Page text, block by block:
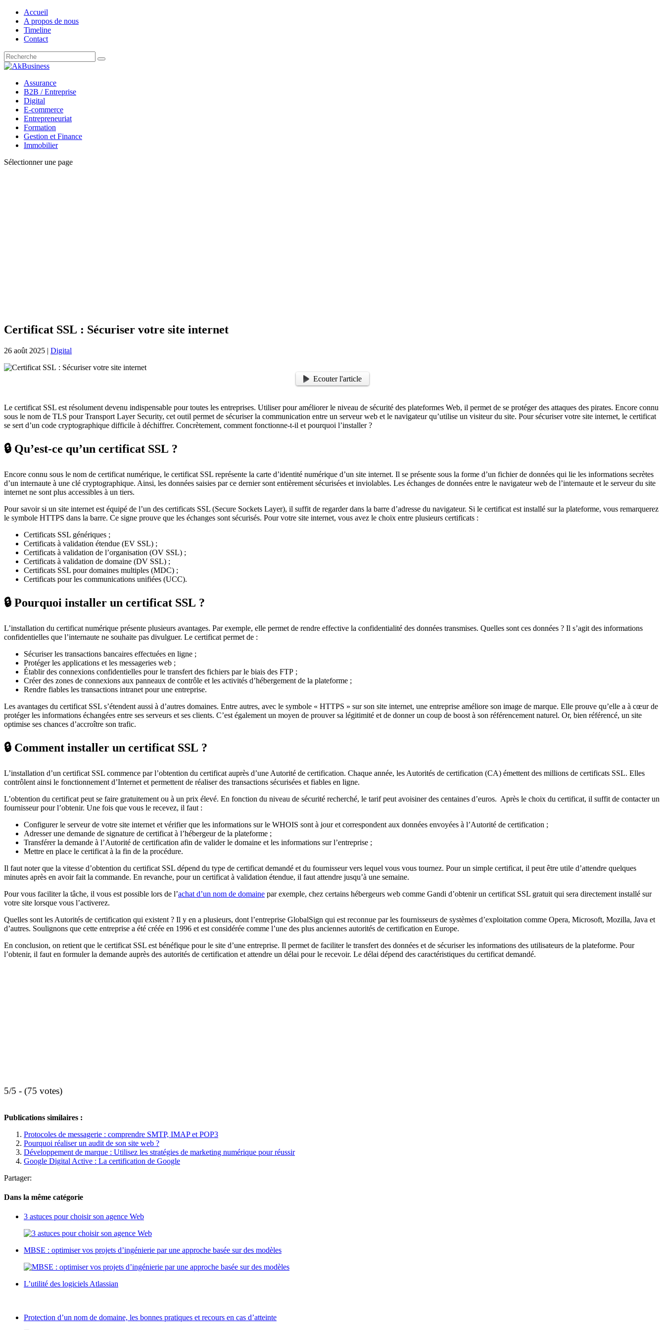
Accueil
A propos de nous
Timeline
Contact
Assurance
B2B / Entreprise
Digital
E-commerce
Entrepreneuriat
Formation
Gestion et Finance
Immobilier
Sélectionner une page
Certificat SSL : Sécuriser votre site internet
26 août 2025 | Digital
Ecouter l'article
Le certificat SSL est résolument devenu indispensable pour toutes les entreprises. Utiliser pour améliorer le niveau de sécurité des plateformes Web, il permet de se protéger des attaques des pirates. Encore connu
sous le nom de TLS pour Transport Layer Security, cet outil permet de sécuriser la communication entre un serveur web et le navigateur qu’utilise un visiteur du site. Pour sécuriser votre site internet, le certificat
se sert d’un code cryptographique difficile à déchiffrer. Concrètement, comment fonctionne-t-il et pourquoi l’installer ?
🔒 Qu’est-ce qu’un certificat SSL ?
Encore connu sous le nom de certificat numérique, le certificat SSL représente la carte d’identité numérique d’un site internet. Il se présente sous la forme d’un fichier de données qui lie les informations secrètes
d’un internaute à une clé cryptographique. Ainsi, les données saisies par ce dernier sont entièrement sécurisées et inviolables. Les échanges de données entre le navigateur web de l’internaute et le serveur du site
internet ne sont plus accessibles à un tiers.
Pour savoir si un site internet est équipé de l’un des certificats SSL (Secure Sockets Layer), il suffit de regarder dans la barre d’adresse du navigateur. Si le certificat est installé sur la plateforme, vous remarquerez
le symbole HTTPS dans la barre. Ce signe prouve que les échanges sont sécurisés. Pour votre site internet, vous avez le choix entre plusieurs certificats :
Certificats SSL génériques ;
Certificats à validation étendue (EV SSL) ;
Certificats à validation de l’organisation (OV SSL) ;
Certificats à validation de domaine (DV SSL) ;
Certificats SSL pour domaines multiples (MDC) ;
Certificats pour les communications unifiées (UCC).
🔒 Pourquoi installer un certificat SSL ?
L’installation du certificat numérique présente plusieurs avantages. Par exemple, elle permet de rendre effective la confidentialité des données transmises. Quelles sont ces données ? Il s’agit des informations
confidentielles que l’internaute ne souhaite pas divulguer. Le certificat permet de :
Sécuriser les transactions bancaires effectuées en ligne ;
Protéger les applications et les messageries web ;
Établir des connexions confidentielles pour le transfert des fichiers par le biais des FTP ;
Créer des zones de connexions aux panneaux de contrôle et les activités d’hébergement de la plateforme ;
Rendre fiables les transactions intranet pour une entreprise.
Les avantages du certificat SSL s’étendent aussi à d’autres domaines. Entre autres, avec le symbole « HTTPS » sur son site internet, une entreprise améliore son image de marque. Elle prouve qu’elle a à cœur de
protéger les informations échangées entre ses serveurs et ses clients. C’est également un moyen de prouver sa légitimité et de donner un coup de boost à son référencement naturel. Or, bien référencé, un site
optimise ses chances d’accroître son trafic.
🔒 Comment installer un certificat SSL ?
L’installation d’un certificat SSL commence par l’obtention du certificat auprès d’une Autorité de certification. Chaque année, les Autorités de certification (CA) émettent des millions de certificats SSL. Elles
contrôlent ainsi le fonctionnement d’Internet et permettent de réaliser des transactions sécurisées et fiables en ligne.
L’obtention du certificat peut se faire gratuitement ou à un prix élevé. En fonction du niveau de sécurité recherché, le tarif peut avoisiner des centaines d’euros. Après le choix du certificat, il suffit de contacter un
fournisseur pour l’obtenir. Une fois que vous le recevez, il faut :
Configurer le serveur de votre site internet et vérifier que les informations sur le WHOIS sont à jour et correspondent aux données envoyées à l’Autorité de certification ;
Adresser une demande de signature de certificat à l’hébergeur de la plateforme ;
Transférer la demande à l’Autorité de certification afin de valider le domaine et les informations sur l’entreprise ;
Mettre en place le certificat à la fin de la procédure.
Il faut noter que la vitesse d’obtention du certificat SSL dépend du type de certificat demandé et du fournisseur vers lequel vous vous tournez. Pour un simple certificat, il peut être utile d’attendre quelques
minutes après en avoir fait la commande. En revanche, pour un certificat à validation étendue, il faut attendre jusqu’à une semaine.
Pour vous faciliter la tâche, il vous est possible lors de l’achat d’un nom de domaine par exemple, chez certains hébergeurs web comme Gandi d’obtenir un certificat SSL gratuit qui sera directement installé sur
votre site lorsque vous l’activerez.
Quelles sont les Autorités de certification qui existent ? Il y en a plusieurs, dont l’entreprise GlobalSign qui est reconnue par les fournisseurs de systèmes d’exploitation comme Opera, Microsoft, Mozilla, Java et
d’autres. Soulignons que cette entreprise a été créée en 1996 et est considérée comme l’une des plus anciennes autorités de certification en Europe.
En conclusion, on retient que le certificat SSL est bénéfique pour le site d’une entreprise. Il permet de faciliter le transfert des données et de sécuriser les informations des utilisateurs de la plateforme. Pour
l’obtenir, il faut en formuler la demande auprès des autorités de certification et attendre un délai pour le recevoir. Le délai dépend des caractéristiques du certificat demandé.
5/5 - (75 votes)
Publications similaires :
Protocoles de messagerie : comprendre SMTP, IMAP et POP3
Pourquoi réaliser un audit de son site web ?
Développement de marque : Utilisez les stratégies de marketing numérique pour réussir
Google Digital Active : La certification de Google
Partager:
Dans la même catégorie
3 astuces pour choisir son agence Web
MBSE : optimiser vos projets d’ingénierie par une approche basée sur des modèles
L’utilité des logiciels Atlassian
Protection d’un nom de domaine, les bonnes pratiques et recours en cas d’atteinte